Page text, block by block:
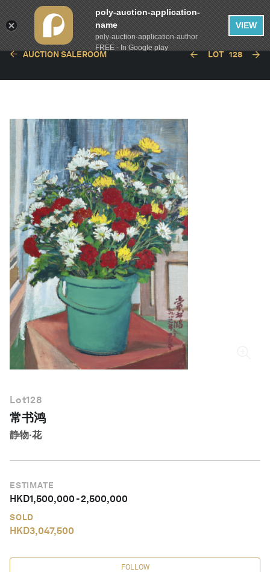
简体中文
AUCTION SALEROOM LOT 128
Lot128
常书鸿
静物‧花
ESTIMATE
HKD1,500,000-2,500,000
SOLD
HKD3,047,500
FOLLOW
poly-auction-application-
name
poly-auction-application-author
FREE - In Google play
VIEW